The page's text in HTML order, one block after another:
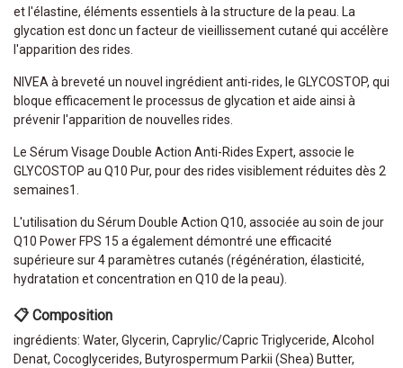
et l'élastine, éléments essentiels à la structure de la peau. La
glycation est donc un facteur de vieillissement cutané qui accélère
l'apparition des rides.
NIVEA à breveté un nouvel ingrédient anti-rides, le GLYCOSTOP, qui
bloque efficacement le processus de glycation et aide ainsi à
prévenir l'apparition de nouvelles rides.
Le Sérum Visage Double Action Anti-Rides Expert, associe le
GLYCOSTOP au Q10 Pur, pour des rides visiblement réduites dès 2
semaines1.
L'utilisation du Sérum Double Action Q10, associée au soin de jour
Q10 Power FPS 15 a également démontré une efficacité
supérieure sur 4 paramètres cutanés (régénération, élasticité,
hydratation et concentration en Q10 de la peau).
📋 Composition
ingrédients: Water, Glycerin, Caprylic/Capric Triglyceride, Alcohol
Denat, Cocoglycerides, Butyrospermum Parkii (Shea) Butter,